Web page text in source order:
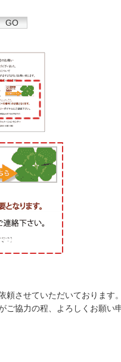
させていただいております。
協力の程、よろしくお願い